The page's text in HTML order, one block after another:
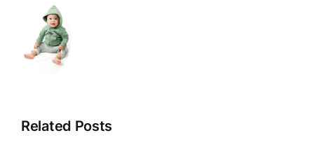
Related Posts